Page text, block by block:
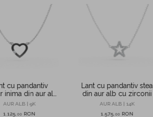
cu pandantiv
inima din aur alb
cu zirconia
AUR ALB | 9K
1.125 ,00 RON
Lant cu pandantiv stea
din aur alb cu zirconii
AUR ALB | 14K
1.575 00 RON